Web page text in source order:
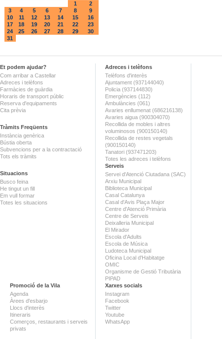
1
2
3
4 5 6 7 8
9
10
11 12 13 14 15
16
17
18 19 20 21 22
23
24
25 26 27 28 29
30
31
Et podem ajudar?
Com arribar a Castellar
Adreces i telèfons
Farmàcies de guàrdia
Horaris de transport públic
Reserva d'equipaments
Cita prèvia
Tràmits Freqüents
Instància genèrica
Bústia oberta
Subvencions per a la contractació
Tots els tràmits
Situacions
Busco feina
He tingut un fill
Em vull formar
Totes les situacions
Adreces i telèfons
Telèfons d'interès
Ajuntament (937144040)
Policia (937144830)
Emergències (112)
Ambulàncies (061)
Avaries enllumenat (686216138)
Avaries aigua (900304070)
Recollida de mobles i altres
voluminosos (900150140)
Recollida de restes vegetals
(900150140)
Tanatori (937471203)
Totes les adreces i telèfons
Serveis
Servei d'Atenció Ciutadana (SAC)
Arxiu Municipal
Biblioteca Municipal
Casal Catalunya
Casal d'Avis Plaça Major
Centre d'Atenció Primària
Centre de Serveis
Deixalleria Municipal
El Mirador
Escola d'Adults
Escola de Música
Ludoteca Municipal
Oficina Local d'Habitatge
OMIC
Organisme de Gestió Tributària
PIPAD
Promoció de la Vila
Agenda
Àrees d'esbarjo
Llocs d'interès
Itineraris
Comerços, restaurants i serveis
privats
Xarxes socials
Instagram
Facebook
Twitter
Youtube
WhatsApp